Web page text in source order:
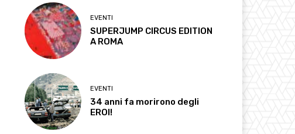
EVENTI
SUPERJUMP CIRCUS EDITION
A ROMA
EVENTI
34 anni fa morirono degli
EROI!